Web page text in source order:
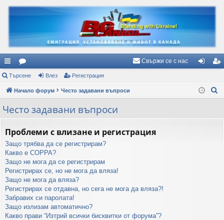
ъ
рз
и
ъз
ки
ор
ум
Свържи се с нас
з ис
Търсене Влез Регистрация
Начало форум Често задавани въпроси
Често задавани въпроси
Проблеми с влизане и регистрация
Защо трябва да се регистрирам?
Какво е COPPA?
Защо не мога да се регистрирам
Регистрирах се, но не мога да вляза!
Защо не мога да вляза?
Регистрирах се отдавна, но сега не мога да вляза?!
Забравих си паролата!
Защо излизам автоматично?
Какво прави “Изтрий всички бисквитки от форума”?